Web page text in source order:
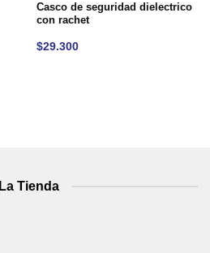
Casco de seguridad dielectrico
con rachet
$29.300
La Tienda